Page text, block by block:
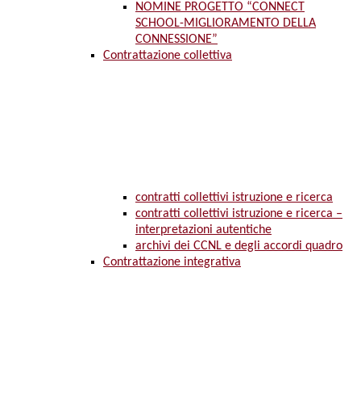
NOMINE PROGETTO “CONNECT
SCHOOL-MIGLIORAMENTO DELLA
CONNESSIONE”
Contrattazione collettiva
contratti collettivi istruzione e ricerca
contratti collettivi istruzione e ricerca –
interpretazioni autentiche
archivi dei CCNL e degli accordi quadro
Contrattazione integrativa